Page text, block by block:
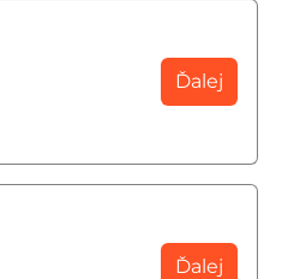
Ďalej
Ďalej